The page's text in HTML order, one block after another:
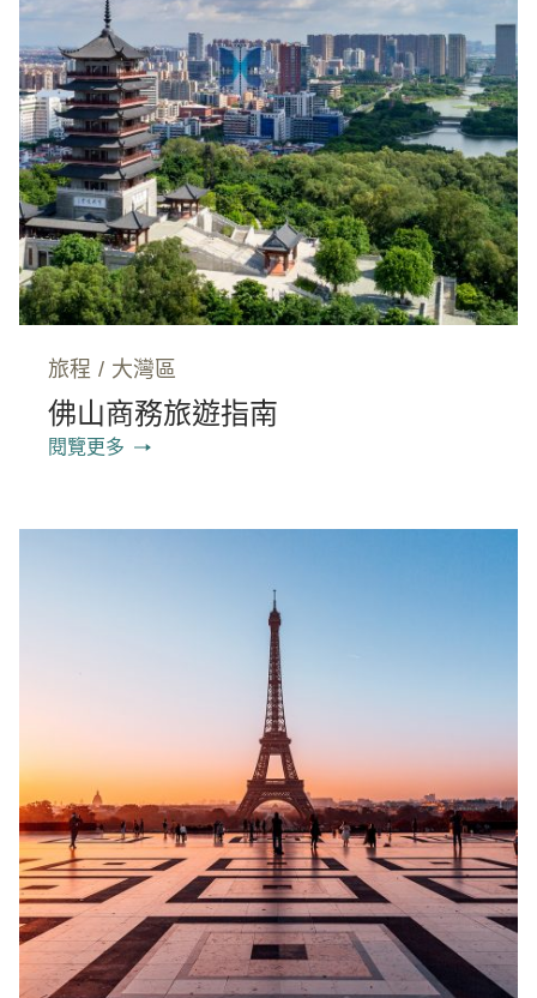
旅程 / 大灣區
佛山商務旅遊指南
閱覽更多